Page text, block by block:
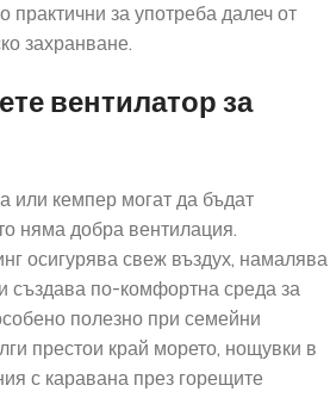
практични за употреба далеч от
захранване.
вентилатор за
или кемпер могат да бъдат
няма добра вентилация.
осигурява свеж въздух, намалява
създава по-комфортна среда за
полезно при семейни
престои край морето, нощувки в
с каравана през горещите